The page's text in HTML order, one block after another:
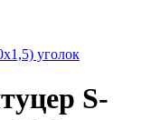
уголок
S-